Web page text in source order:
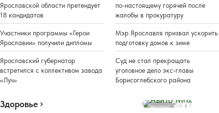
Ярославской области претендует
18 кандидатов
Участники программы «Герои
Ярославии» получили дипломы
Ярославский губернатор
встретился с коллективом завода
«Луч»
по-настоящему горячей после
жалобы в прокуратуру
Мэр Ярославля призвал ускорить
подготовку домов к зиме
Суд не стал прекращать
уголовное дело экс-главы
Борисоглебского района
Здоровье Реклама